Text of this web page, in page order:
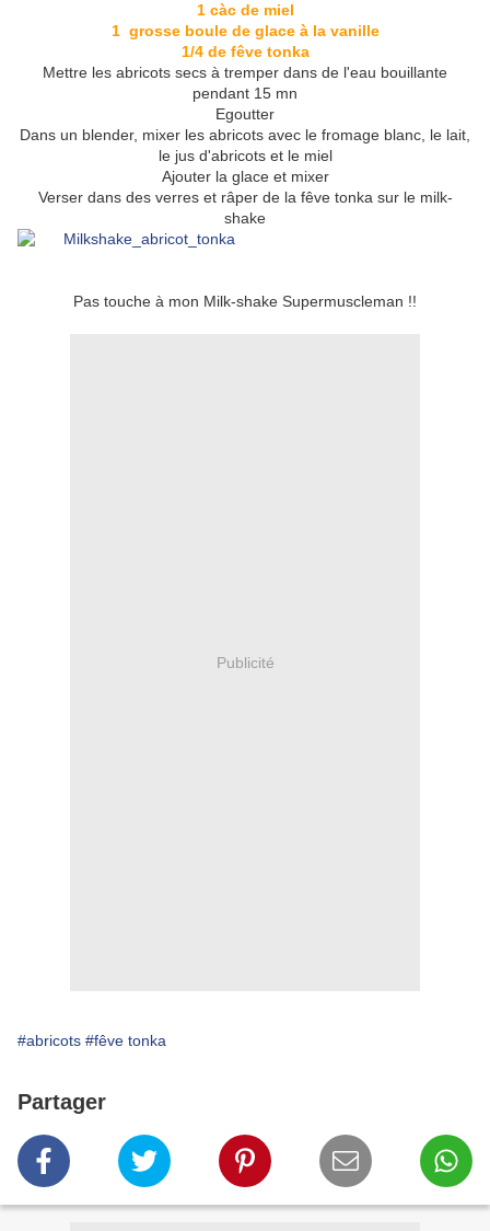
1 càc de miel
1 grosse boule de glace à la vanille
1/4 de fêve tonka
Mettre les abricots secs à tremper dans de l'eau bouillante
pendant 15 mn
Egoutter
Dans un blender, mixer les abricots avec le fromage blanc, le lait,
le jus d'abricots et le miel
Ajouter la glace et mixer
Verser dans des verres et râper de la fêve tonka sur le milk-
shake
Pas touche à mon Milk-shake Supermuscleman !!
Publicité
#abricots #fêve tonka
Partager